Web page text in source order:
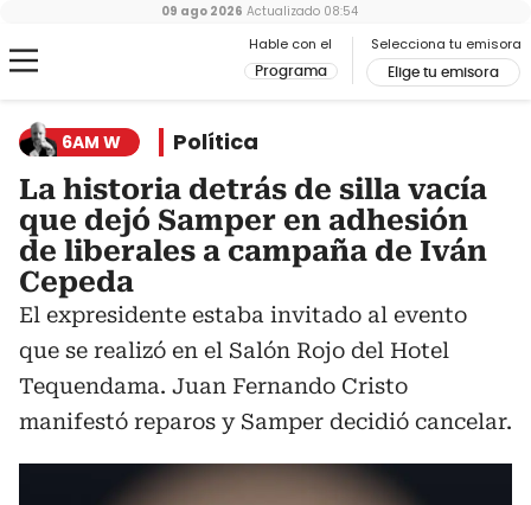
Hable con el
Programa
Selecciona tu emisora
Elige tu emisora
09 ago 2026 Actualizado 08:54
6AM W Política
La historia detrás de silla vacía
que dejó Samper en adhesión
de liberales a campaña de Iván
Cepeda
El expresidente estaba invitado al evento
que se realizó en el Salón Rojo del Hotel
Tequendama. Juan Fernando Cristo
manifestó reparos y Samper decidió cancelar.